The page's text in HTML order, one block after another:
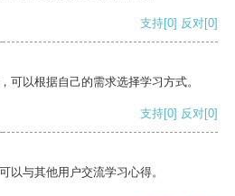
支持[0] 反对[0]
可以根据自己的需求选择学习方式。
支持[0] 反对[0]
以与其他用户交流学习心得。